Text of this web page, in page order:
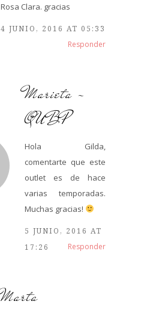
Rosa Clara. gracias
4 JUNIO, 2016 AT 05:33
Responder
Marieta -
QUBP
Hola Gilda,
comentarte que este
outlet es de hace
varias temporadas.
Muchas gracias!
5 JUNIO, 2016 AT
17:26
Responder
Marta